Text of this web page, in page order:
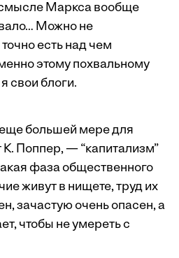
смысле Маркса вообще
Можно не
есть над чем
этому похвальному
свои блоги.
большей мере для
Поппер, — “капитализм”
фаза общественного
живут в нищете, труд их
зачастую очень опасен, а
чтобы не умереть с